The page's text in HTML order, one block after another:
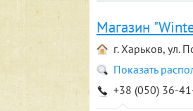
Магазин
г. Харьков, ул.
Показать
+38 (050) 36-